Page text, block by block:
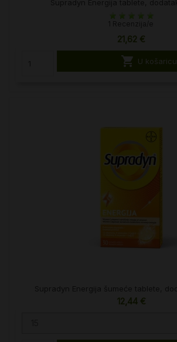
21,62 €
 U košaricu
12,44 €